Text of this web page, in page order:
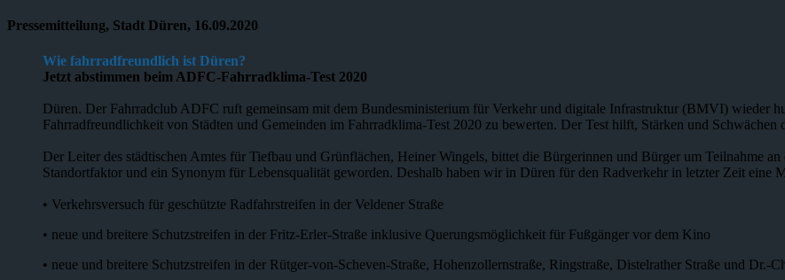
Pressemitteilung, Stadt Düren, 16.09.2020
Wie fahrradfreundlich ist Düren?
Jetzt abstimmen beim ADFC-Fahrradklima-Test 2020
Düren. Der Fahrradclub ADFC ruft gemeinsam mit dem Bundesministerium für Verkehr und digitale Infrastruktur (BMVI) wieder
Fahrradfreundlichkeit von Städten und Gemeinden im Fahrradklima-Test 2020 zu bewerten. Der Test hilft, Stärken und
Der Leiter des städtischen Amtes für Tiefbau und Grünflächen, Heiner Wingels, bittet die Bürgerinnen und Bürger um Teilnahme
Standortfaktor und ein Synonym für Lebensqualität geworden. Deshalb haben wir in Düren für den Radverkehr in letzter Zeit eine
• Verkehrsversuch für geschützte Radfahrstreifen in der Veldener Straße
• neue und breitere Schutzstreifen in der Fritz-Erler-Straße inklusive Querungsmöglichkeit für Fußgänger vor dem Kino
• neue und breitere Schutzstreifen in der Rütger-von-Scheven-Straße, Hohenzollernstraße, Ringstraße, Distelrather Straße und Dr.-